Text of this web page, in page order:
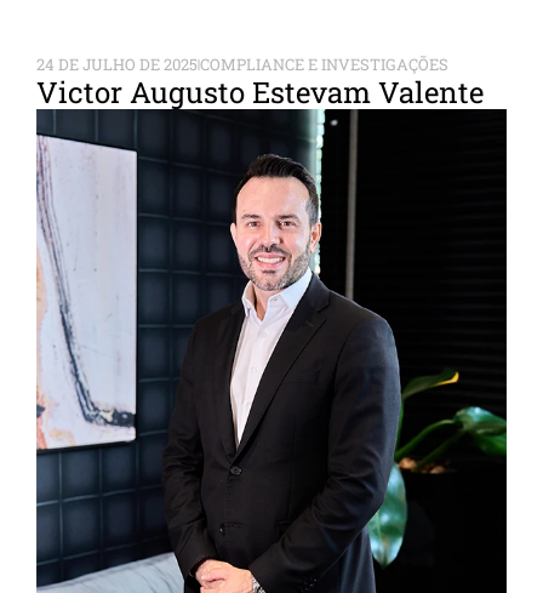
24 DE JULHO DE 2025COMPLIANCE E INVESTIGAÇÕES
Victor Augusto Estevam Valente